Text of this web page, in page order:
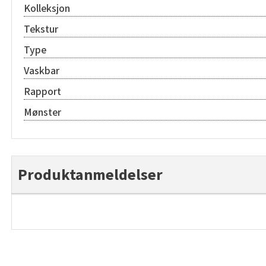
Kolleksjon
Tekstur
Type
Vaskbar
Rapport
Mønster
Produktanmeldelser